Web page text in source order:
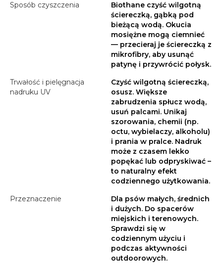
Sposób czyszczenia
Biothane czyść wilgotną
ściereczką, gąbką pod
bieżącą wodą. Okucia
mosiężne mogą ciemnieć
— przecieraj je ściereczką z
mikrofibry, aby usunąć
patynę i przywrócić połysk.
Trwałość i pielęgnacja
nadruku UV
Czyść wilgotną ściereczką,
osusz. Większe
zabrudzenia spłucz wodą,
usuń palcami. Unikaj
szorowania, chemii (np.
octu, wybielaczy, alkoholu)
i prania w pralce. Nadruk
może z czasem lekko
popękać lub odpryskiwać –
to naturalny efekt
codziennego użytkowania.
Przeznaczenie
Dla psów małych, średnich
i dużych. Do spacerów
miejskich i terenowych.
Sprawdzi się w
codziennym użyciu i
podczas aktywności
outdoorowych.